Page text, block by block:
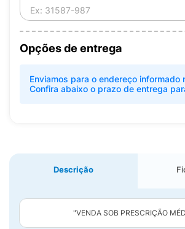
Opções de entrega
Enviamos para o endereço informado
Confira abaixo o prazo de entrega
Descrição
"VENDA SOB PRESCRIÇÃO